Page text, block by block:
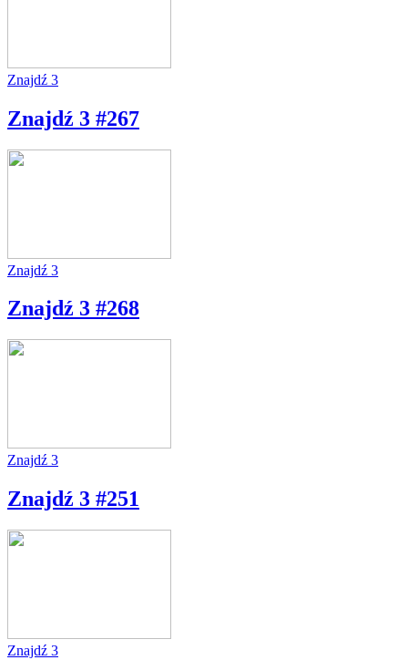
Znajdź 3
Znajdź 3 #267
Znajdź 3
Znajdź 3 #268
Znajdź 3
Znajdź 3 #251
Znajdź 3